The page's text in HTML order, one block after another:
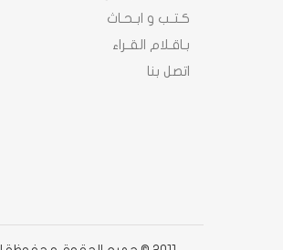
كـتـب و ابـحـاث
بـاقـلام القـراء
اتصل بنا